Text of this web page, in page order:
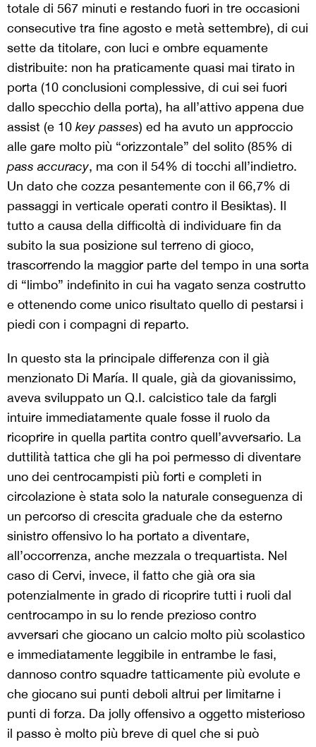
totale di 567 minuti e restando fuori in tre occasioni
consecutive tra fine agosto e metà settembre), di cui
sette da titolare, con luci e ombre equamente
distribuite: non ha praticamente quasi mai tirato in
porta (10 conclusioni complessive, di cui sei fuori
dallo specchio della porta), ha all’attivo appena due
assist (e 10 key passes) ed ha avuto un approccio
alle gare molto più “orizzontale” del solito (85% di
pass accuracy, ma con il 54% di tocchi all’indietro.
Un dato che cozza pesantemente con il 66,7% di
passaggi in verticale operati contro il Besiktas). Il
tutto a causa della difficoltà di individuare fin da
subito la sua posizione sul terreno di gioco,
trascorrendo la maggior parte del tempo in una sorta
di “limbo” indefinito in cui ha vagato senza costrutto
e ottenendo come unico risultato quello di pestarsi i
piedi con i compagni di reparto.
In questo sta la principale differenza con il già
menzionato Di María. Il quale, già da giovanissimo,
aveva sviluppato un Q.I. calcistico tale da fargli
intuire immediatamente quale fosse il ruolo da
ricoprire in quella partita contro quell’avversario. La
duttilità tattica che gli ha poi permesso di diventare
uno dei centrocampisti più forti e completi in
circolazione è stata solo la naturale conseguenza di
un percorso di crescita graduale che da esterno
sinistro offensivo lo ha portato a diventare,
all’occorrenza, anche mezzala o trequartista. Nel
caso di Cervi, invece, il fatto che già ora sia
potenzialmente in grado di ricoprire tutti i ruoli dal
centrocampo in su lo rende prezioso contro
avversari che giocano un calcio molto più scolastico
e immediatamente leggibile in entrambe le fasi,
dannoso contro squadre tatticamente più evolute e
che giocano sui punti deboli altrui per limitarne i
punti di forza. Da jolly offensivo a oggetto misterioso
il passo è molto più breve di quel che si può